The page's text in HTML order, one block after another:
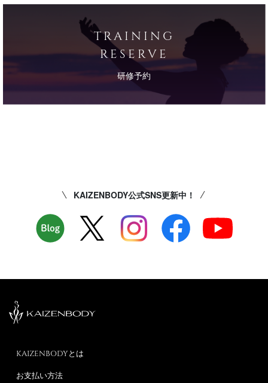
TRAINING
RESERVE
研修予約
KAIZENBODY公式SNS更新中！
KAIZENBODYとは
お支払い方法